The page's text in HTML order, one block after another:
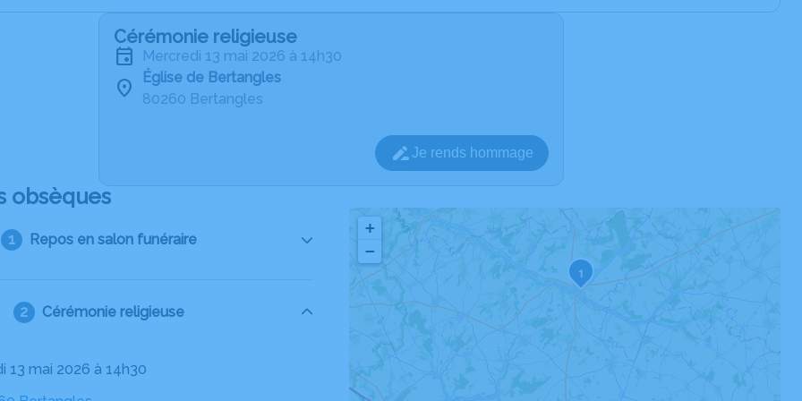
Cérémonie religieuse
mercredi 13 mai 2026 à 14h30
Église de Bertangles
80260 Bertangles
Je rends hommage
obsèques
Repos en salon funéraire
Cérémonie religieuse
13 mai 2026 à 14h30
1
+
−